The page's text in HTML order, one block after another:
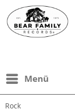
Menü
Rock